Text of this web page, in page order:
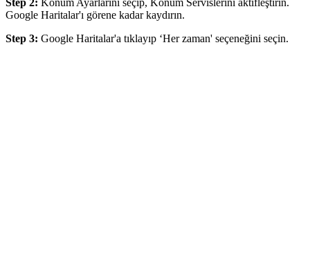
Step 2: Konum Ayarlarını seçip, Konum Servislerini aktifleştirin.
Google Haritalar'ı görene kadar kaydırın.
Step 3: Google Haritalar'a tıklayıp ‘Her zaman' seçeneğini seçin.